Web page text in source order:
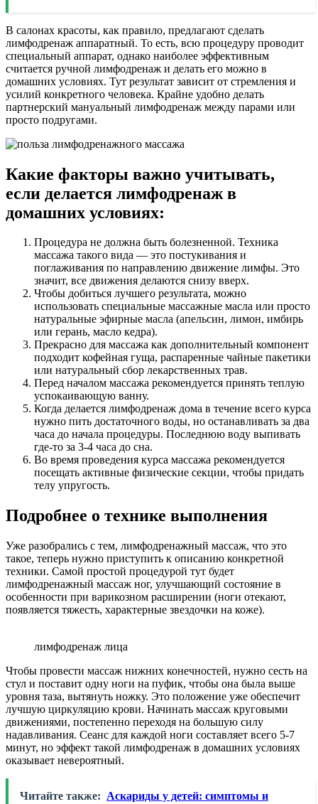
В салонах красоты, как правило, предлагают сделать
лимфодренаж аппаратный. То есть, всю процедуру проводит
специальный аппарат, однако наиболее эффективным
считается ручной лимфодренаж и делать его можно в
домашних условиях. Тут результат зависит от стремления и
усилий конкретного человека. Крайне удобно делать
партнерский мануальный лимфодренаж между парами или
просто подругами.
Какие факторы важно учитывать,
если делается лимфодренаж в
домашних условиях:
Процедура не должна быть болезненной. Техника
массажа такого вида — это постукивания и
поглаживания по направлению движение лимфы. Это
значит, все движения делаются снизу вверх.
Чтобы добиться лучшего результата, можно
использовать специальные массажные масла или просто
натуральные эфирные масла (апельсин, лимон, имбирь
или герань, масло кедра).
Прекрасно для массажа как дополнительный компонент
подходит кофейная гуща, распаренные чайные пакетики
или натуральный сбор лекарственных трав.
Перед началом массажа рекомендуется принять теплую
успокаивающую ванну.
Когда делается лимфодренаж дома в течение всего курса
нужно пить достаточного воды, но останавливать за два
часа до начала процедуры. Последнюю воду выпивать
где-то за 3-4 часа до сна.
Во время проведения курса массажа рекомендуется
посещать активные физические секции, чтобы придать
телу упругость.
Подробнее о технике выполнения
Уже разобрались с тем, лимфодренажный массаж, что это
такое, теперь нужно приступить к описанию конкретной
техники. Самой простой процедурой тут будет
лимфодренажный массаж ног, улучшающий состояние в
особенности при варикозном расширении (ноги отекают,
появляется тяжесть, характерные звездочки на коже).
лимфодренаж лица
Чтобы провести массаж нижних конечностей, нужно сесть на
стул и поставит одну ноги на пуфик, чтобы она была выше
уровня таза, вытянуть ножку. Это положение уже обеспечит
лучшую циркуляцию крови. Начинать массаж круговыми
движениями, постепенно переходя на большую силу
надавливания. Сеанс для каждой ноги составляет всего 5-7
минут, но эффект такой лимфодренаж в домашних условиях
оказывает невероятный.
Читайте также: Аскариды у детей: симптомы и